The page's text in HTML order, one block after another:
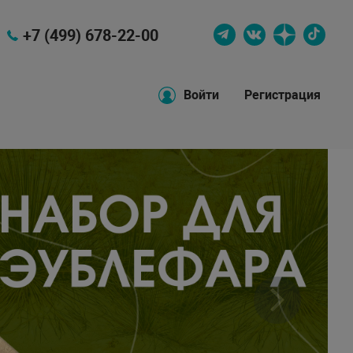
+7 (499) 678-22-00
Войти Регистрация
Вперед